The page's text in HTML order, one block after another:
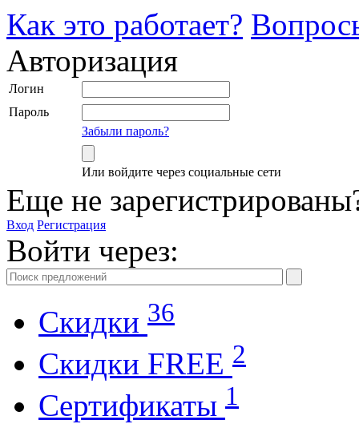
Как это работает?
Авторизация
Логин
Пароль
Забыли пароль?
Или войдите через социальные сети
Еще не
Вход Регистрация
Войти через:
Скидки 36
Cкидки FREE 2
Cертификаты 1